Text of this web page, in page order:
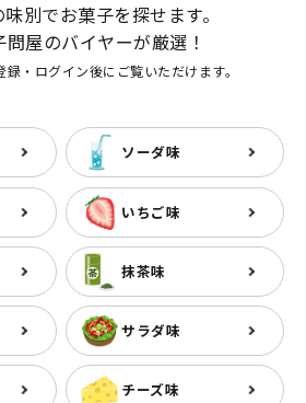
別でお菓子を探せます。
屋のバイヤーが厳選！
・ログイン後にご覧いただけます。
ソーダ味
いちご味
抹茶味
サラダ味
チーズ味